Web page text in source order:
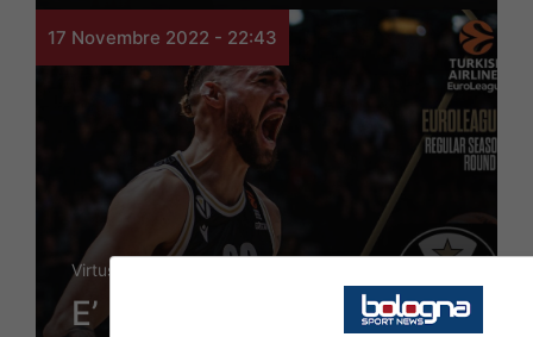
17 Novembre 2022 - 22:43
Virtus
E’ una Virtus da pelle